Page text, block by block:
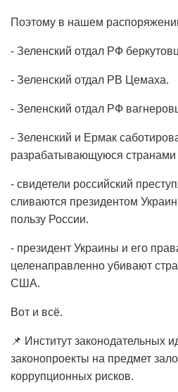
Поэтому в нашем
- Зеленский отдал РФ
- Зеленский отдал РВ Цемаха.
- Зеленский отдал РФ
- Зеленский и Ермак
разрабатывающуюся
- свидетели российский
сливаются президентом
пользу России.
- президент Украины и его
целенаправленно убивают
США.
Вот и всё.
📌 Институт законодательных
законопроекты на предмет
коррупционных рисков.